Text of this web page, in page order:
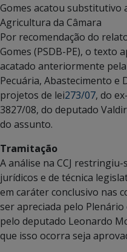
Gomes acatou substitutivo
Agricultura da Câmara
Por recomendação do
Gomes (PSDB-PE), o texto
acatado anteriormente
Pecuária, Abastecimento e
projetos de lei273/07, do
3827/08, do deputado
do assunto.
Tramitação
A análise na CCJ
jurídicos e de técnica
em caráterconclusivo nas
ser apreciada pelo
pelo deputado Leonardo
que isso ocorra seja